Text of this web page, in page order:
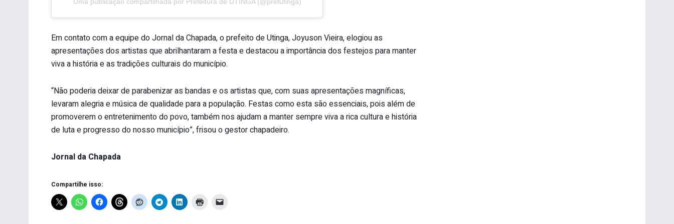
Em contato com a equipe do Jornal da Chapada, o prefeito de Utinga, Joyuson Vieira, elogiou as
apresentações dos artistas que abrilhantaram a festa e destacou a importância dos festejos para manter
viva a história e as tradições culturais do município.
“Não poderia deixar de parabenizar as bandas e os artistas que, com suas apresentações magníficas,
levaram alegria e música de qualidade para a população. Festas como esta são essenciais, pois além de
promoverem o entretenimento do povo, também nos ajudam a manter sempre viva a rica cultura e história
de luta e progresso do nosso município”, frisou o gestor chapadeiro.
Jornal da Chapada
Compartilhe isso: